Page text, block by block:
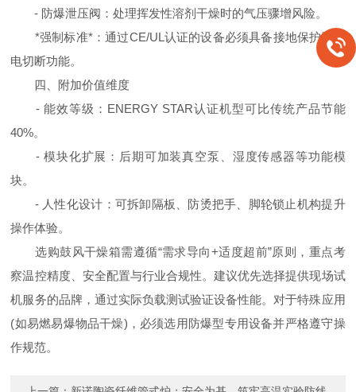
- 防爆泄压阀：处理挥发性溶剂干燥时的气压骤增风险。
*强制标准*：通过CE/UL认证的设备必须具备接地保护和漏
电切断功能。
四、附加价值维度
- 能效等级：ENERGY STAR认证机型可比传统产品节能
40%。
- 模块化扩展：后期可加装真空泵、湿度传感器等功能模
块。
- 人性化设计：可拆卸隔板、防烫把手、脚轮锁止机构提升
操作体验。
选购鼓风干燥箱需遵循“需求导向+适度超前”原则，重点考
察温控精度、安全配置与行业合规性。建议优先选择提供现场试
机服务的品牌，通过实际负载测试验证设备性能。对于特殊应用
(如易燃易爆物品干燥)，必须选用防爆型专用设备并严格遵守操
作规范。